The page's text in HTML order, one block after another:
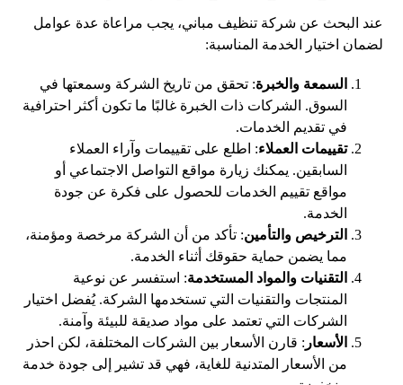
عند البحث عن شركة تنظيف مباني، يجب مراعاة عدة عوامل
لضمان اختيار الخدمة المناسبة:
السمعة والخبرة: تحقق من تاريخ الشركة وسمعتها في
السوق. الشركات ذات الخبرة غالبًا ما تكون أكثر احترافية
في تقديم الخدمات.
تقييمات العملاء: اطلع على تقييمات وآراء العملاء
السابقين. يمكنك زيارة مواقع التواصل الاجتماعي أو
مواقع تقييم الخدمات للحصول على فكرة عن جودة
الخدمة.
الترخيص والتأمين: تأكد من أن الشركة مرخصة ومؤمنة،
مما يضمن حماية حقوقك أثناء الخدمة.
التقنيات والمواد المستخدمة: استفسر عن نوعية
المنتجات والتقنيات التي تستخدمها الشركة. يُفضل اختيار
الشركات التي تعتمد على مواد صديقة للبيئة وآمنة.
الأسعار : قارن الأسعار بين الشركات المختلفة، لكن احذر
من الأسعار المتدنية للغاية، فهي قد تشير إلى جودة خدمة